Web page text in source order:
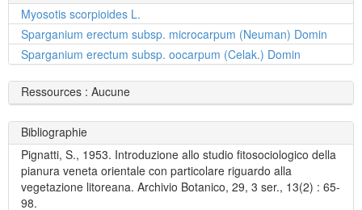
Myosotis scorpioides L.
Sparganium erectum subsp. microcarpum (Neuman) Domin
Sparganium erectum subsp. oocarpum (Celak.) Domin
Ressources : Aucune
Bibliographie
Pignatti, S., 1953. Introduzione allo studio fitosociologico della
pianura veneta orientale con particolare riguardo alla
vegetazione litoreana. Archivio Botanico, 29, 3 ser., 13(2) : 65-
98.